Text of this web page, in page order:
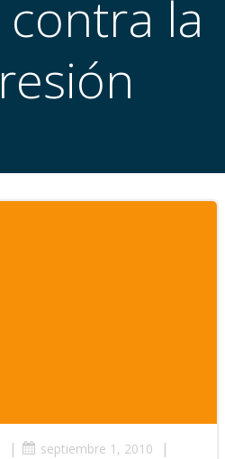
la
| septiembre 1, 2010
|